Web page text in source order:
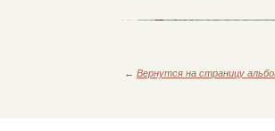
← Вернутся на страницу